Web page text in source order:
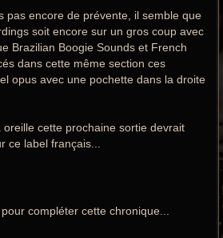
pas encore de prévente, il semble que
soit encore sur un gros coup avec
Brazilian Boogie Sounds et French
dans cette même section ces
opus avec une pochette dans la droite
cette prochaine sortie devrait
ce label français...
compléter cette chronique...